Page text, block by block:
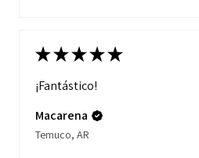
★★★★★
¡Fantástico!
Macarena
Temuco, AR